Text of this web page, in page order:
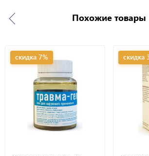
Похожие товары
скидка 7% скидка